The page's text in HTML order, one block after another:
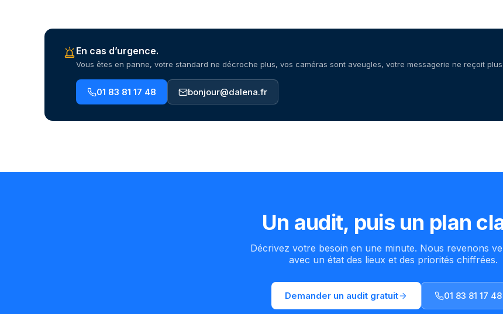
En cas d’urgence.
Vous êtes en panne, votre standard ne décroche plus, vos caméras sont aveugles, votre messagerie ne reçoit
01 83 81 17 48 bonjour@dalena.fr
Un audit, puis un plan
Décrivez votre besoin en une minute. Nous revenons
avec un état des lieux et des priorités chiffrées.
Demander un audit gratuit 01 83 81 17 48